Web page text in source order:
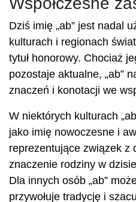
Dziś imię „ab” jest nadal
kulturach i regionach
tytuł honorowy. Chociaż
pozostaje aktualne, „ab”
znaczeń i konotacji we
W niektórych kulturach
jako imię nowoczesne i
reprezentujące związek z
znaczenie rodziny w
Dla innych osób „ab”
przywołuje tradycję i